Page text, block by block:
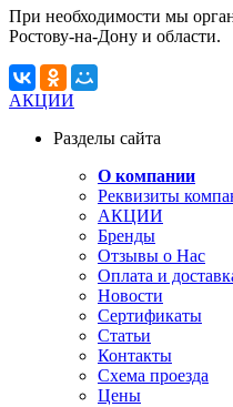
При необходимости мы
Ростову-на-Дону и области.
АКЦИИ
Разделы сайта
О компании
Реквизиты
АКЦИИ
Бренды
Отзывы о Нас
Оплата и
Новости
Сертификаты
Статьи
Контакты
Схема проезда
Цены